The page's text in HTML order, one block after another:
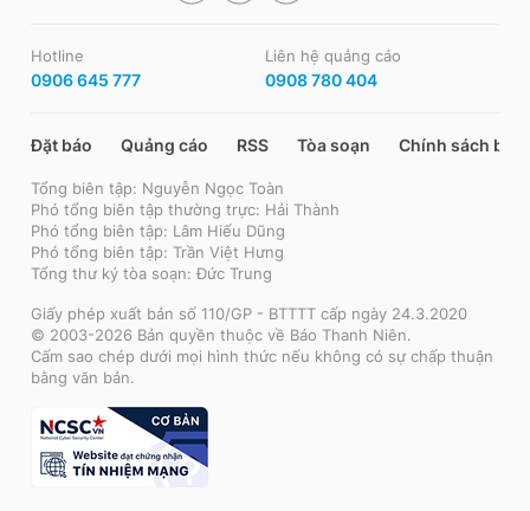
Hotline
0906 645 777
Liên hệ quảng cáo
0908 780 404
Đặt báo Quảng cáo RSS Tòa soạn Chính sách bảo
Tổng biên tập: Nguyễn Ngọc Toàn
Phó tổng biên tập thường trực: Hải Thành
Phó tổng biên tập: Lâm Hiếu Dũng
Phó tổng biên tập: Trần Việt Hưng
Tổng thư ký tòa soạn: Đức Trung
Giấy phép xuất bản số 110/GP - BTTTT cấp ngày 24.3.2020
© 2003-2026 Bản quyền thuộc về Báo Thanh Niên.
Cấm sao chép dưới mọi hình thức nếu không có sự chấp thuận
bằng văn bản.